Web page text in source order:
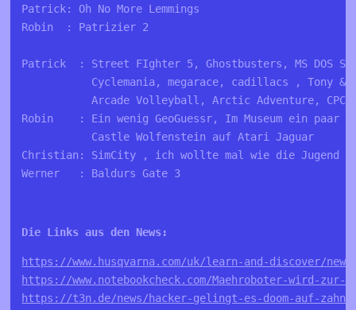
Patrick: Oh No More Lemmings
Robin  : Patrizier 2
Patrick  : Street FIghter 5, Ghostbusters, MS DOS
Cyclemania, megarace, cadillacs , Tony &
Arcade Volleyball, Arctic Adventure, CPC
Robin    : Ein wenig GeoGuessr, Im Museum ein paar
           Castle Wolfenstein auf Atari Jaguar
Christian: SimCity , ich wollte mal wie die Jugend 1
Werner   : Baldurs Gate 3
Die Links aus den News:
https://www.husqvarna.com/uk/learn-and-discover/
https://www.notebookcheck.com/Maehroboter-wird-zur-
https://t3n.de/news/hacker-gelingt-es-doom-auf-